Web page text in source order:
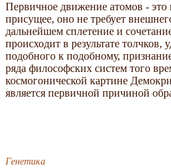
Первичное движение атомов -
присущее, оно не требует
дальнейшем сплетение и
происходит в результате
подобного к подобному,
ряда философских систем того
космогонической картине
является первичной причиной
Генетика